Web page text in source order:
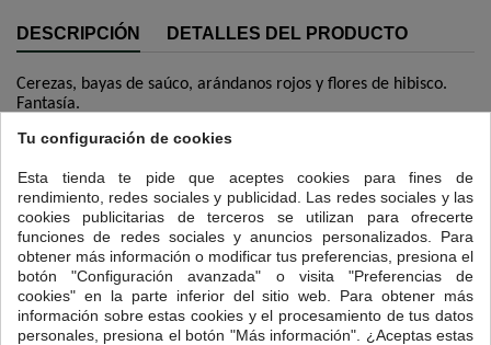
DESCRIPCIÓN DETALLES DEL PRODUCTO
Cerezas, bayas de saúco, arándanos rojos y flores de hibisco.
Fantasía.
12 OTROS PRODUCTOS EN LA MISMA CATEGORÍA:
>
<
Tu configuración de cookies
Esta tienda te pide que aceptes cookies para fines de
rendimiento, redes sociales y publicidad. Las redes sociales y las
cookies publicitarias de terceros se utilizan para ofrecerte
funciones de redes sociales y anuncios personalizados. Para
obtener más información o modificar tus preferencias, presiona el
botón "Configuración avanzada" o visita "Preferencias de
cookies" en la parte inferior del sitio web. Para obtener más
información sobre estas cookies y el procesamiento de tus datos
personales, presiona el botón "Más información". ¿Aceptas estas